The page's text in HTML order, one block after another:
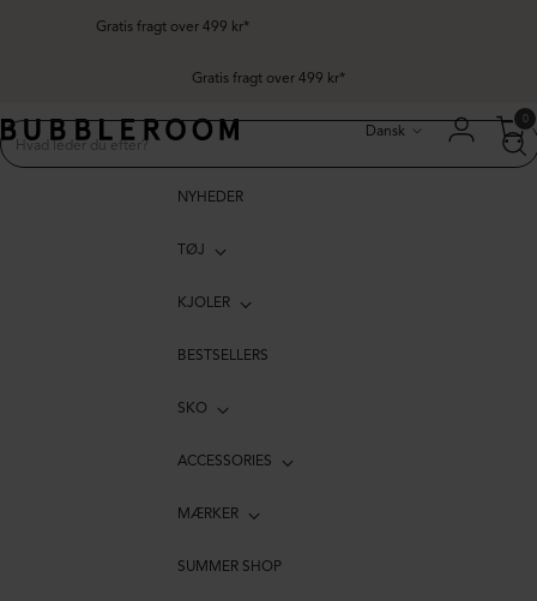
Gratis fragt over 499 kr*
Dansk
0
NYHEDER
TØJ
KJOLER
BESTSELLERS
SKO
ACCESSORIES
MÆRKER
SUMMER SHOP